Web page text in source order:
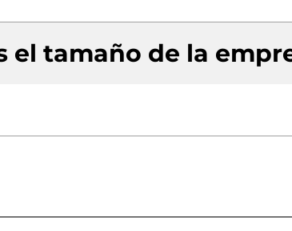
el tamaño de la